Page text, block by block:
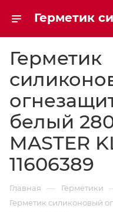
Герметик
белый
MASTER
11606389
Главная — Герметики
Герметик силиконовый